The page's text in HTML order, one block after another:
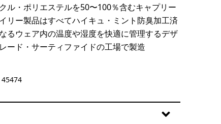
ル・ポリエステルを50〜100％含むキャプリー
リー製品はすべてハイキュ・ミント防臭加工済
るウェア内の温度や湿度を快適に管理するデザ
ード・サーティファイドの工場で製造